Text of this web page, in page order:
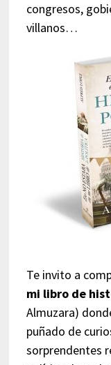
congresos,
villanos…
Te invito a
mi libro de
Almuzara)
puñado de
sorprendentes